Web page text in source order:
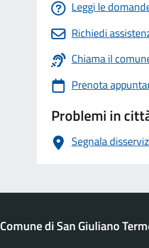
Leggi le
Richiedi
Chiama il
Prenota
Problemi in
Segnala
Comune di San Giuliano